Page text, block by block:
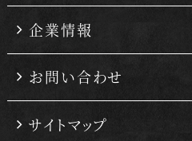
企業情報
お問い合わせ
サイトマップ